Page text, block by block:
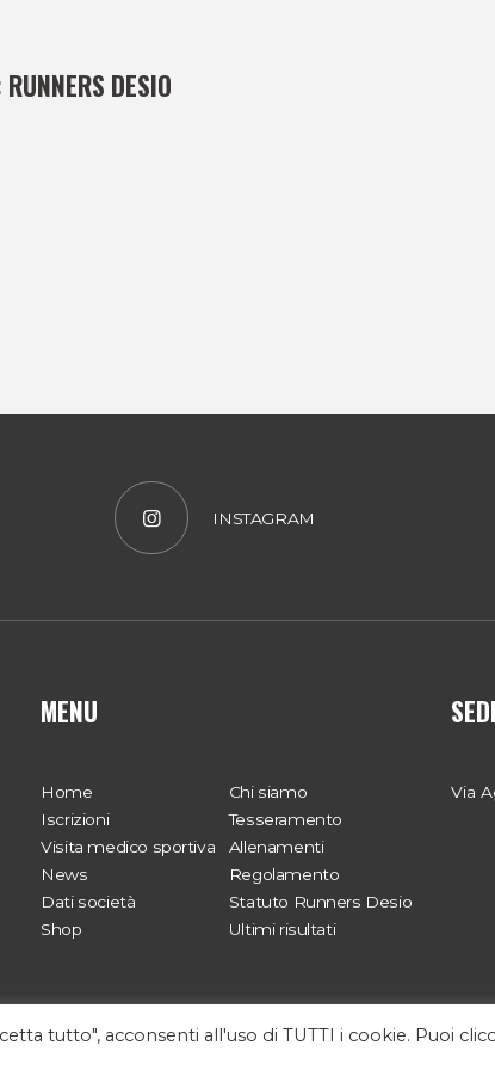
RUNNERS DESIO
INSTAGRAM
MENU
Home
Chi siamo
Iscrizioni
Tesseramento
Visita medico sportiva
Allenamenti
News
Regolamento
Dati società
Statuto Runners Desio
Shop
Ultimi risultati
Via
tutto", acconsenti all'uso di TUTTI i cookie. Puoi